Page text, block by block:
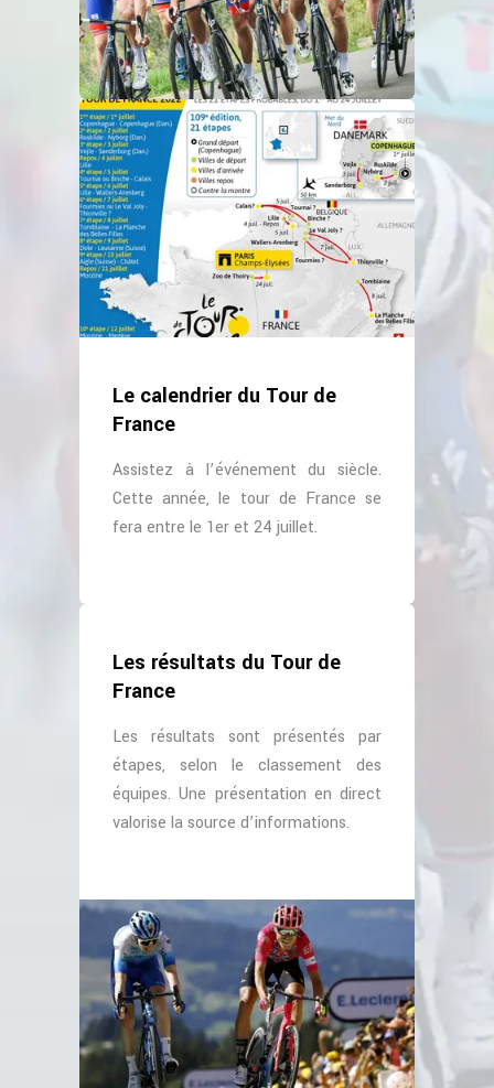
Le calendrier du Tour de
France
Assistez à l’événement du siècle.
Cette année, le tour de France se
fera entre le 1er et 24 juillet.
Les résultats du Tour de
France
Les résultats sont présentés par
étapes, selon le classement des
équipes. Une présentation en direct
valorise la source d’informations.